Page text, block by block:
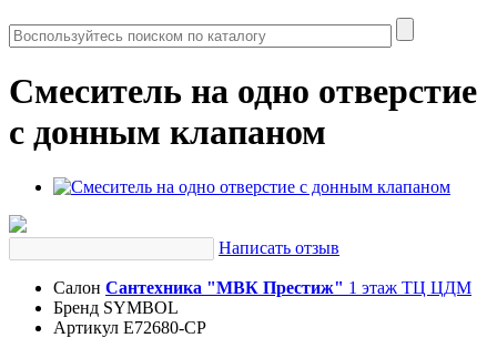
Смеситель на одно отверстие
с донным клапаном
Написать отзыв
Салон Сантехника "МВК Престиж" 1 этаж ТЦ ЦДМ
Бренд SYMBOL
Артикул E72680-CP